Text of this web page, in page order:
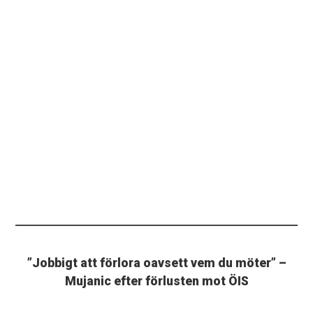
”Jobbigt att förlora oavsett vem du möter” –
Mujanic efter förlusten mot ÖIS